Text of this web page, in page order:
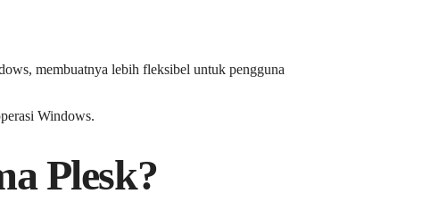
membuatnya lebih fleksibel untuk pengguna
Windows.
Plesk?